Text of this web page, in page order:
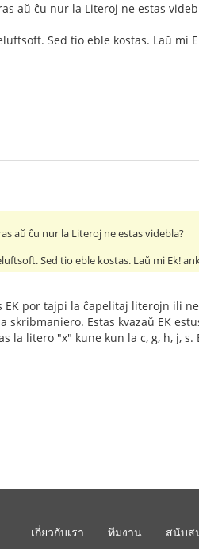
aŭ ĉu nur la Literoj ne estas
Sed tio eble kostas. Laŭ mi
aŭ ĉu nur la Literoj ne estas videbla?
Sed tio eble kostas. Laŭ mi Ek!
EK por tajpi la ĉapelitaj literojn ili
skribmaniero. Estas kvazaŭ EK
la litero "x" kune kun la c, g, h, j,
เกี่ยวกับเรา ทีมงาน สนับส